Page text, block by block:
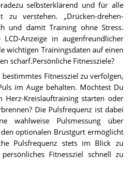
selbsterklärend und für alle
zu verstehen. „Drücken-drehen-
und damit Training ohne Stress.
LCD-Anzeige in augenfreundlicher
wichtigen Trainingsdaten auf einen
scharf.Persönliche Fitnessziele?
Fitnessziel zu verfolgen,
im Auge behalten. Möchtest Du
Herz-Kreislauftraining starten oder
Die Pulsfrequenz ist dabei
wahlweise Pulsmessung über
optionalen Brustgurt ermöglicht
Pulsfrequenz stets im Blick zu
Fitnessziel schnell zu